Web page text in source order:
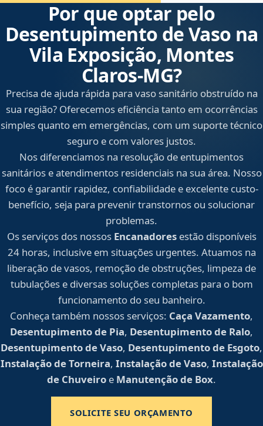
Por que optar pelo
Desentupimento de Vaso na
Vila Exposição, Montes
Claros‑MG?
Precisa de ajuda rápida para vaso sanitário obstruído na
sua região? Oferecemos eficiência tanto em ocorrências
simples quanto em emergências, com um suporte técnico
seguro e com valores justos.
Nos diferenciamos na resolução de entupimentos
sanitários e atendimentos residenciais na sua área. Nosso
foco é garantir rapidez, confiabilidade e excelente custo-
benefício, seja para prevenir transtornos ou solucionar
problemas.
Os serviços dos nossos Encanadoresestão disponíveis
24 horas, inclusive em situações urgentes. Atuamos na
liberação de vasos, remoção de obstruções, limpeza de
tubulações e diversas soluções completas para o bom
funcionamento do seu banheiro.
Conheça também nossos serviços: Caça Vazamento,
Desentupimento de Pia, Desentupimento de Ralo,
Desentupimento de Vaso, Desentupimento de Esgoto,
Instalação de Torneira, Instalação de Vaso, Instalação
de Chuveiro e Manutenção de Box.
SOLICITE SEU ORÇAMENTO